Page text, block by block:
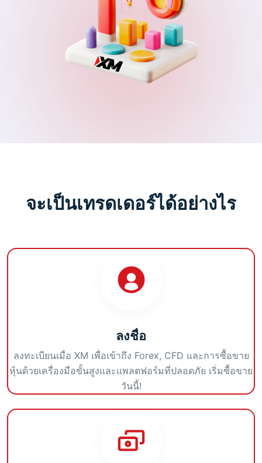
จะเป็นเทรดเดอร์ได้อย่างไร
ลงชื่อ
ลงทะเบียนเมื่อ XM เพื่อเข้าถึง Forex, CFD และการซื้อขาย
หุ้นด้วยเครื่องมือขั้นสูงและแพลตฟอร์มที่ปลอดภัย เริ่มซื้อขาย
วันนี้!